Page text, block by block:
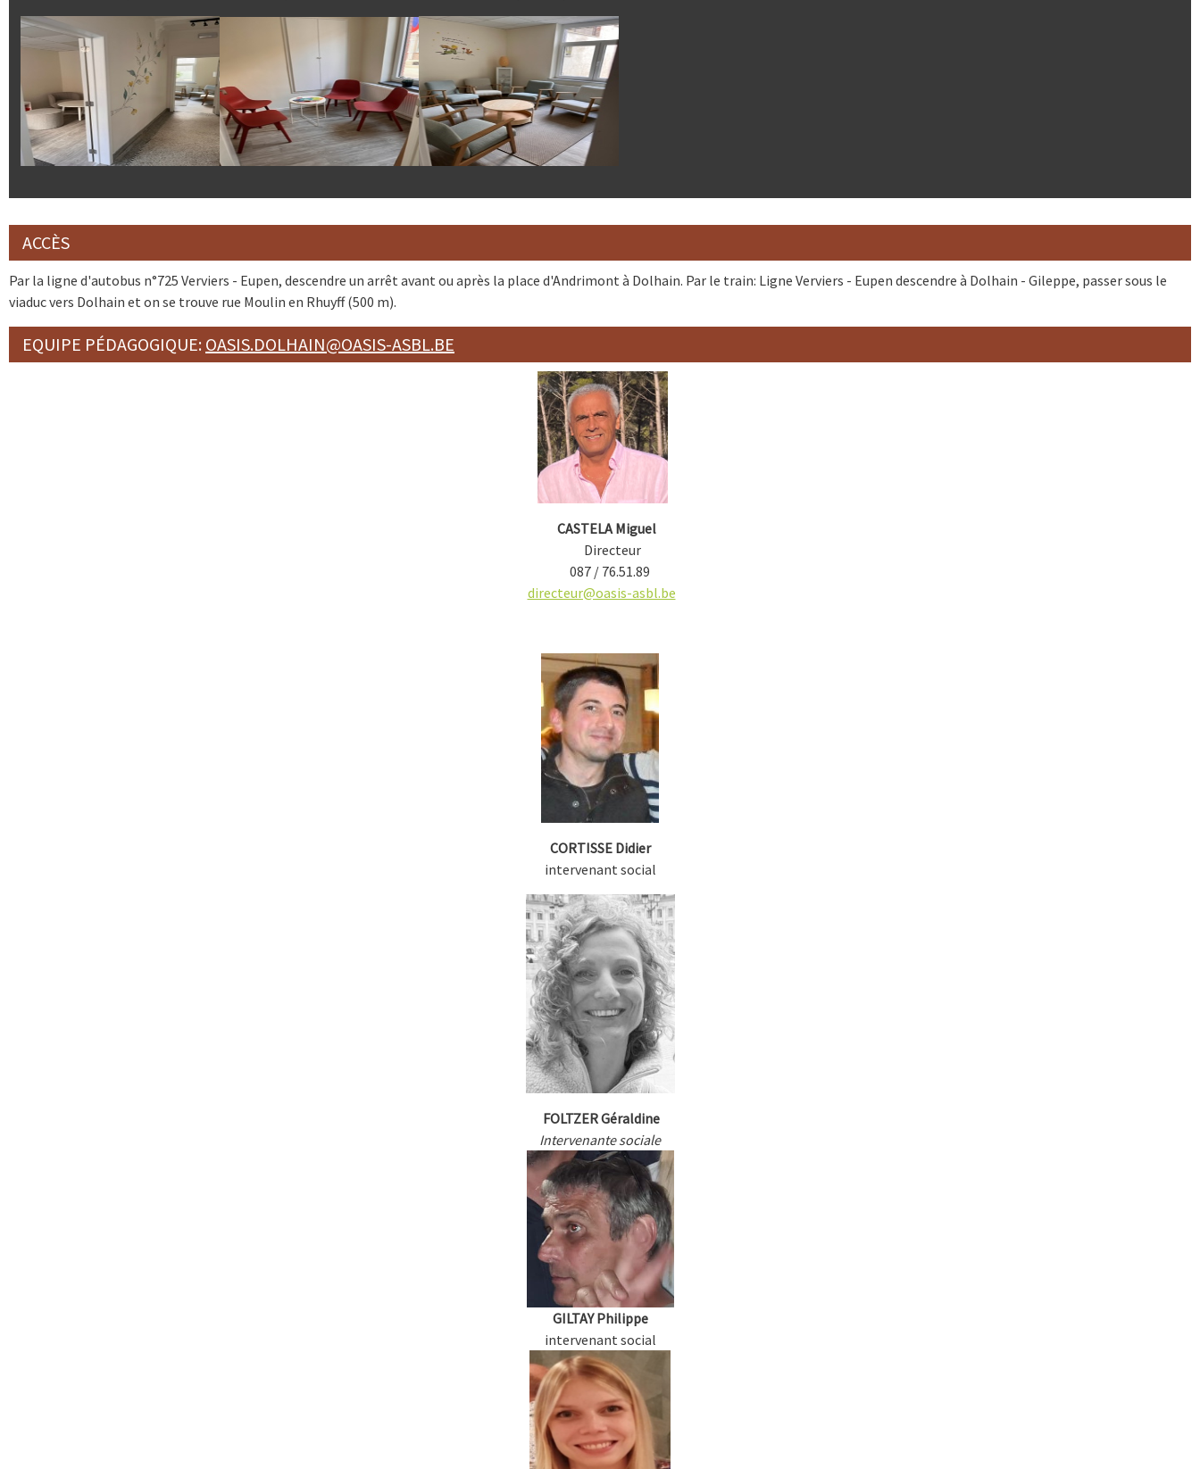
ACCÈS
Par la ligne d'autobus n°725 Verviers - Eupen, descendre un arrêt avant ou après la place d'Andrimont à Dolhain. Par le train: Ligne Verviers - Eupen descendre à Dolhain - Gileppe, passer sous le
viaduc vers Dolhain et on se trouve rue Moulin en Rhuyff (500 m).
EQUIPE PÉDAGOGIQUE: OASIS.DOLHAIN@OASIS-ASBL.BE
CASTELA Miguel
Directeur
087 / 76.51.89
directeur@oasis-asbl.be
CORTISSE Didier
intervenant social
FOLTZER Géraldine
Intervenante sociale
GILTAY Philippe
intervenant social